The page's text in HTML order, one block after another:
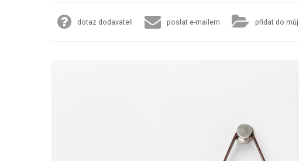
dotaz dodavateli poslat e-mailem přidat do